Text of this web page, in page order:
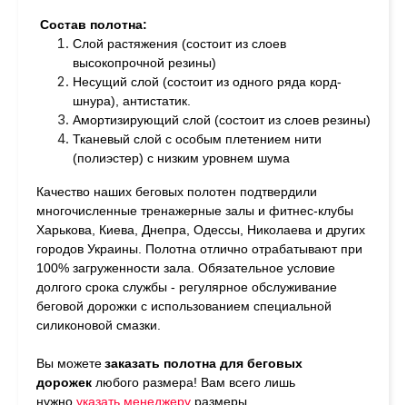
Состав полотна:
Слой растяжения (состоит из слоев
высокопрочной резины)
Несущий слой (состоит из одного ряда корд-
шнура), антистатик.
Амортизирующий слой (состоит из слоев резины)
Тканевый слой с особым плетением нити
(полиэстер) с низким уровнем шума
Качество наших беговых полотен подтвердили
многочисленные тренажерные залы и фитнес-клубы
Харькова, Киева, Днепра, Одессы, Николаева и других
городов Украины. Полотна отлично отрабатывают при
100% загруженности зала. Обязательное условие
долгого срока службы - регулярное обслуживание
беговой дорожки с использованием специальной
силиконовой смазки.
Вы можетезаказать полотна для беговых
дорожек любого размера! Вам всего лишь
нужно указать менеджеру размеры